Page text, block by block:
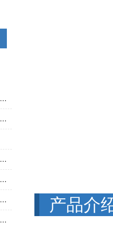
一文与您分享选择床单位臭氧消毒器时应考虑的关键要点
浅述在使用床单位臭氧消毒器时需要注意的事项
不了解床单位臭氧消毒器的特点？进来看
浅述床单位臭氧消毒器的各不同保养种类方法
床单位臭氧消毒器，让你呼吸更加健康！
会影响床单位臭氧消毒器灭菌效果的三大因素介绍
产品介